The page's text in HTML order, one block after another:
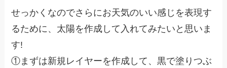
せっかくなのでさらにお天気のいい感じを表現す
るために、太陽を作成して入れてみたいと思いま
す!
①まずは新規レイヤーを作成して、黒で塗りつぶ